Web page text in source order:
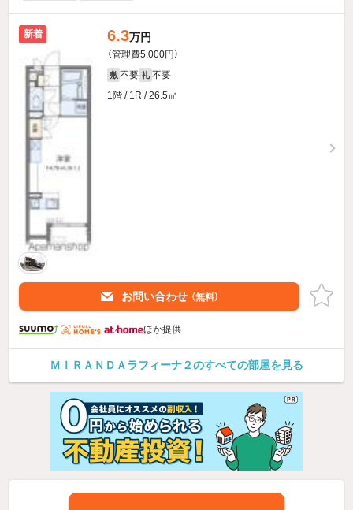
新着 6.3万円
（管理費5,000円）
敷 不要 礼 不要
1階 / 1R / 26.5㎡
お問い合わせ （無料）
ほか提供
ＭＩＲＡＮＤＡラフィーナ２のすべての部屋を見る